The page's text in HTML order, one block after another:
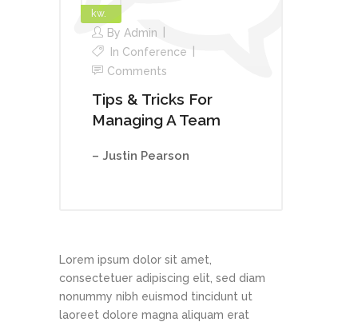
kw.
By Admin
In Conference
Comments
Tips & Tricks For
Managing A Team
– Justin Pearson
Lorem ipsum dolor sit amet,
consectetuer adipiscing elit, sed diam
nonummy nibh euismod tincidunt ut
laoreet dolore magna aliquam erat